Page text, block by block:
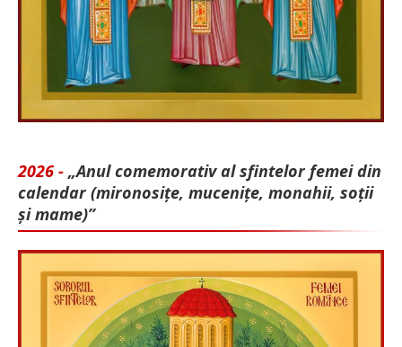
2026 - „Anul comemorativ al sfintelor femei din
calendar (mironosițe, mu­cenițe, monahii, soții
și mame)”